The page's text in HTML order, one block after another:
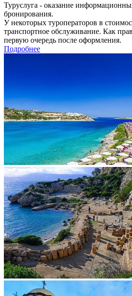
Туруслуга - оказание
бронирования.
У некоторых туроператоров в
транспортное обслуживание. Как
первую очередь после оформления.
Подробнее